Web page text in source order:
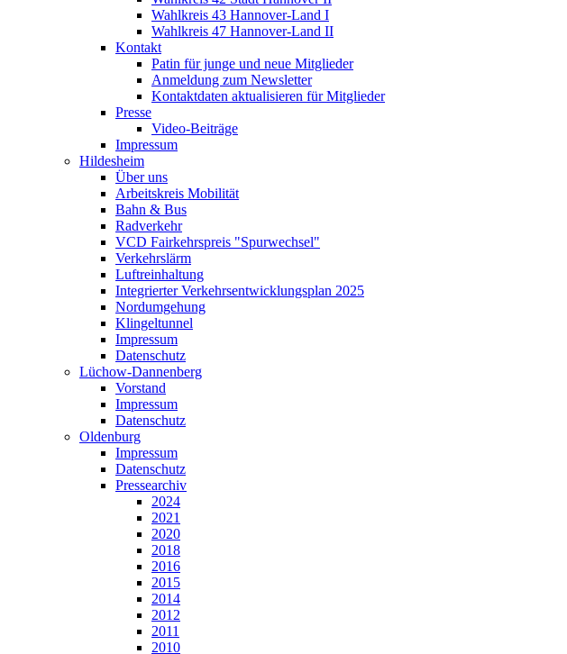
Wahlkreis 43 Hannover-Land I
Wahlkreis 47 Hannover-Land II
Kontakt
Patin für junge und neue Mitglieder
Anmeldung zum Newsletter
Kontaktdaten aktualisieren für Mitglieder
Presse
Video-Beiträge
Impressum
Hildesheim
Über uns
Arbeitskreis Mobilität
Bahn & Bus
Radverkehr
VCD Fairkehrspreis "Spurwechsel"
Verkehrslärm
Luftreinhaltung
Integrierter Verkehrsentwicklungsplan 2025
Nordumgehung
Klingeltunnel
Impressum
Datenschutz
Lüchow-Dannenberg
Vorstand
Impressum
Datenschutz
Oldenburg
Impressum
Datenschutz
Pressearchiv
2024
2021
2020
2018
2016
2015
2014
2012
2011
2010